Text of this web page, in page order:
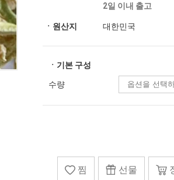
2일 이내 출고
ㆍ원산지 대한민국
ㆍ기본 구성
수량
찜 선물